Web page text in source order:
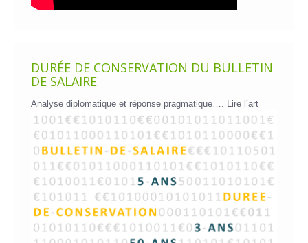
DURÉE DE CONSERVATION DU BULLETIN
DE SALAIRE
Analyse diplomatique et réponse pragmatique…. Lire l’art